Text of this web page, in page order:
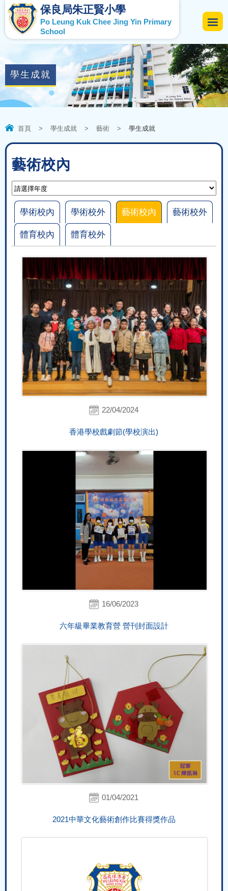
保良局朱正賢小學
Po Leung Kuk Chee Jing Yin Primary
School
學生成就
首頁 > 學生成就 > 藝術 > 學生成就
藝術校內
學術校內 學術校外 藝術校內 藝術校外
體育校內 體育校外
22/04/2024
香港學校戲劇節(學校演出)
16/06/2023
六年級畢業教育營 營刊封面設計
01/04/2021
2021中華文化藝術創作比賽得獎作品